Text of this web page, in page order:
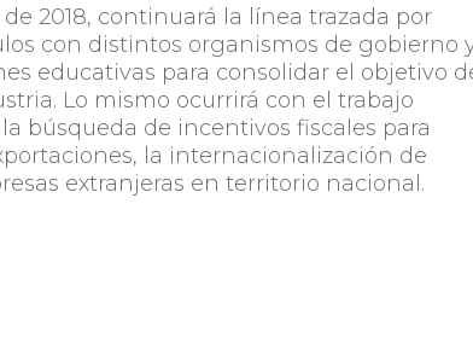
2018, continuará la línea trazada por
con distintos organismos de gobierno
educativas para consolidar el objetivo
Lo mismo ocurrirá con el trabajo
búsqueda de incentivos fiscales para
la internacionalización de
extranjeras en territorio nacional.